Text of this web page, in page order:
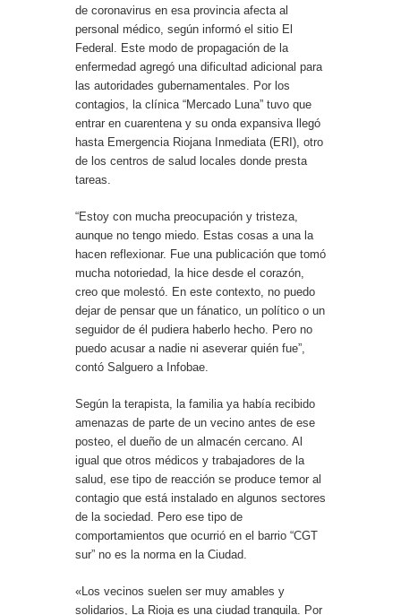
de coronavirus en esa provincia afecta al
personal médico, según informó el sitio El
Federal. Este modo de propagación de la
enfermedad agregó una dificultad adicional para
las autoridades gubernamentales. Por los
contagios, la clínica “Mercado Luna” tuvo que
entrar en cuarentena y su onda expansiva llegó
hasta Emergencia Riojana Inmediata (ERI), otro
de los centros de salud locales donde presta
tareas.
“Estoy con mucha preocupación y tristeza,
aunque no tengo miedo. Estas cosas a una la
hacen reflexionar. Fue una publicación que tomó
mucha notoriedad, la hice desde el corazón,
creo que molestó. En este contexto, no puedo
dejar de pensar que un fánatico, un político o un
seguidor de él pudiera haberlo hecho. Pero no
puedo acusar a nadie ni aseverar quién fue”,
contó Salguero a Infobae.
Según la terapista, la familia ya había recibido
amenazas de parte de un vecino antes de ese
posteo, el dueño de un almacén cercano. Al
igual que otros médicos y trabajadores de la
salud, ese tipo de reacción se produce temor al
contagio que está instalado en algunos sectores
de la sociedad. Pero ese tipo de
comportamientos que ocurrió en el barrio “CGT
sur” no es la norma en la Ciudad.
«Los vecinos suelen ser muy amables y
solidarios, La Rioja es una ciudad tranquila. Por